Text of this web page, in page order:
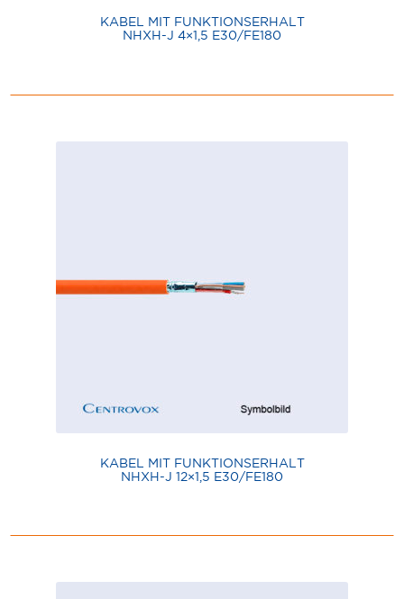
KABEL MIT FUNKTIONSERHALT
NHXH-J 4×1,5 E30/FE180
KABEL MIT FUNKTIONSERHALT
NHXH-J 12×1,5 E30/FE180